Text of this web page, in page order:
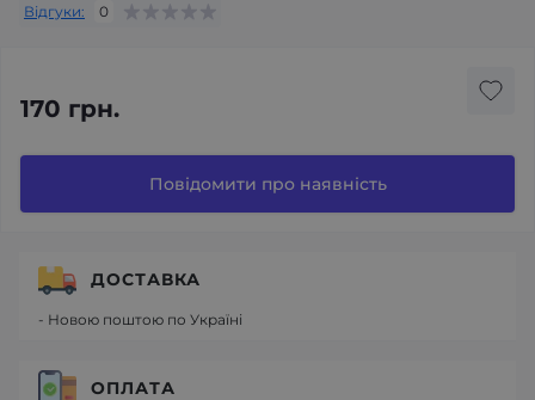
Відгуки: 0
170 грн.
Повідомити про наявність
ДОСТАВКА
- Новою поштою по Україні
ОПЛАТА